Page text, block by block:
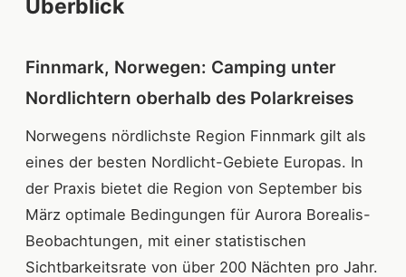
Überblick
Finnmark, Norwegen: Camping unter
Nordlichtern oberhalb des Polarkreises
Norwegens nördlichste Region Finnmark gilt als
eines der besten Nordlicht-Gebiete Europas. In
der Praxis bietet die Region von September bis
März optimale Bedingungen für Aurora Borealis-
Beobachtungen, mit einer statistischen
Sichtbarkeitsrate von über 200 Nächten pro Jahr.